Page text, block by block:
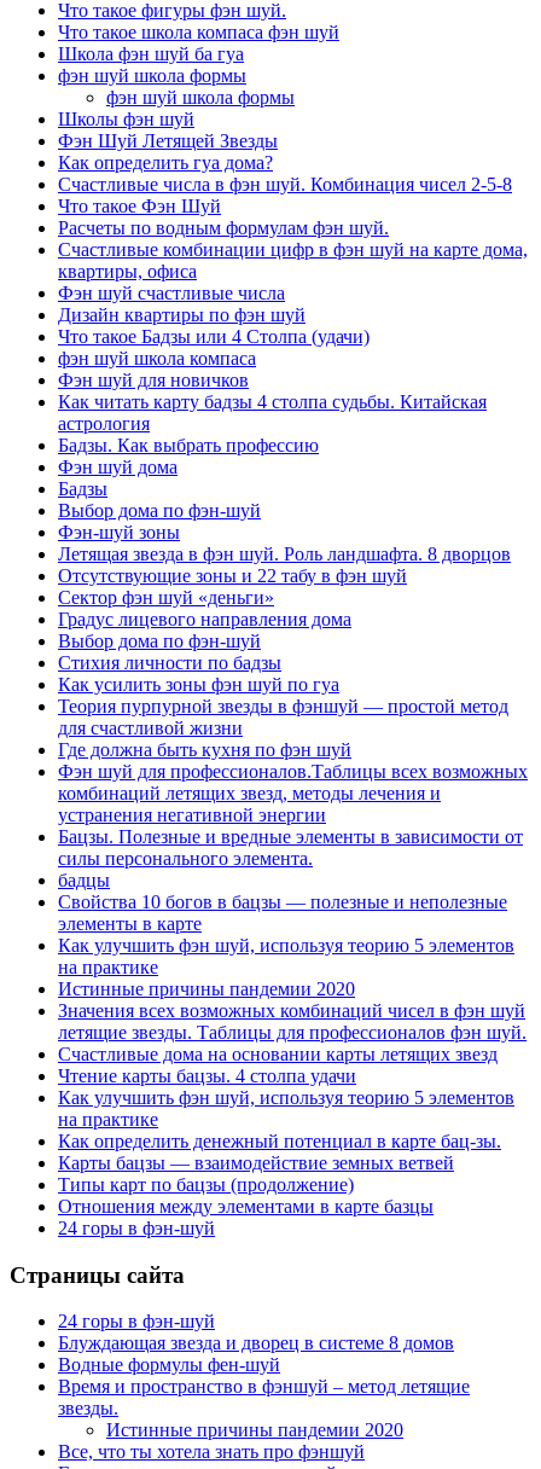
Что такое фигуры фэн шуй.
Что такое школа компаса фэн шуй
Школа фэн шуй ба гуа
фэн шуй школа формы
фэн шуй школа формы
Школы фэн шуй
Фэн Шуй Летящей Звезды
Как определить гуа дома?
Счастливые числа в фэн шуй. Комбинация чисел 2-5-8
Что такое Фэн Шуй
Расчеты по водным формулам фэн шуй.
Счастливые комбинации цифр в фэн шуй на карте дома,
квартиры, офиса
Фэн шуй счастливые числа
Дизайн квартиры по фэн шуй
Что такое Бадзы или 4 Столпа (удачи)
фэн шуй школа компаса
Фэн шуй для новичков
Как читать карту бадзы 4 столпа судьбы. Китайская
астрология
Бадзы. Как выбрать профессию
Фэн шуй дома
Бадзы
Выбор дома по фэн-шуй
Фэн-шуй зоны
Летящая звезда в фэн шуй. Роль ландшафта. 8 дворцов
Отсутствующие зоны и 22 табу в фэн шуй
Сектор фэн шуй «деньги»
Градус лицевого направления дома
Выбор дома по фэн-шуй
Стихия личности по бадзы
Как усилить зоны фэн шуй по гуа
Теория пурпурной звезды в фэншуй — простой метод
для счастливой жизни
Где должна быть кухня по фэн шуй
Фэн шуй для профессионалов.Таблицы всех возможных
комбинаций летящих звезд, методы лечения и
устранения негативной энергии
Бацзы. Полезные и вредные элементы в зависимости от
силы персонального элемента.
бадцы
Свойства 10 богов в бацзы — полезные и неполезные
элементы в карте
Как улучшить фэн шуй, используя теорию 5 элементов
на практике
Истинные причины пандемии 2020
Значения всех возможных комбинаций чисел в фэн шуй
летящие звезды. Таблицы для профессионалов фэн шуй.
Счастливые дома на основании карты летящих звезд
Чтение карты бацзы. 4 столпа удачи
Как улучшить фэн шуй, используя теорию 5 элементов
на практике
Как определить денежный потенциал в карте бац-зы.
Карты бацзы — взаимодействие земных ветвей
Типы карт по бацзы (продолжение)
Отношения между элементами в карте базцы
24 горы в фэн-шуй
Страницы сайта
24 горы в фэн-шуй
Блуждающая звезда и дворец в системе 8 домов
Водные формулы фен-шуй
Время и пространство в фэншуй – метод летящие
звезды.
Истинные причины пандемии 2020
Все, что ты хотела знать про фэншуй